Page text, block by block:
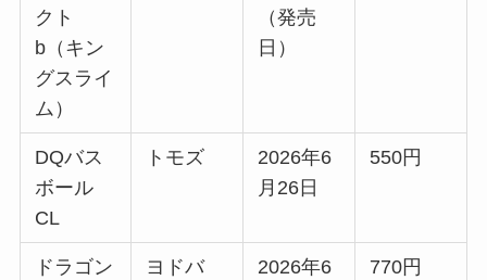
クト
b（キン
グスライ
ム）
（発売
日）
DQバス
ボール
CL
トモズ
2026年6
月26日
550円
ドラゴン
ヨドバ
2026年6
770円